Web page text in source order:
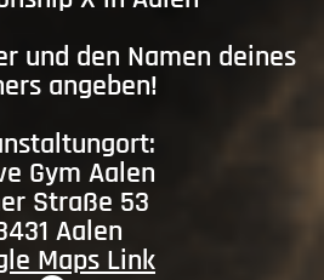
und den Namen deines
angeben!
Gym Aalen
Straße 53
Aalen
Maps Link